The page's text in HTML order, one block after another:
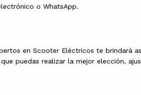
o WhatsApp.
en Scooter Eléctricos te brindará
puedas realizar la mejor elección,